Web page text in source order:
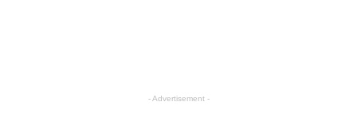
- Advertisement -